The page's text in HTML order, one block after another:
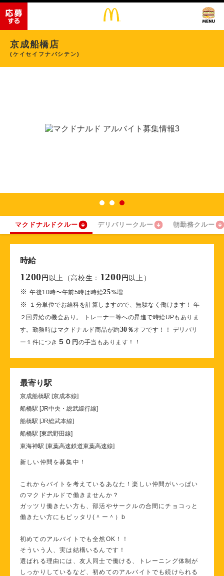
京成船橋店
(ケイセイフナバシテン)
マクドナルドクルー デリバリークルー 朝勤務クルー
時給
1200 円 以上（高校生： 1200 円 以上）
※午後10時〜午前5時は時給25%増
※
１分単位でお給料を計算しますので、無駄なく働けます！ 年
２回昇給の機会あり。 トレーナー等への昇進で時給UPもありま
す。勤務時はマクドナルド商品が約30 ％オフです！！ デリバリ
ー１件につき ５０ 円の手当もあります！！
最寄り駅
京成船橋駅 [京成本線]
船橋駅 [JR中央・総武緩行線]
船橋駅 [JR総武本線]
船橋駅 [東武野田線]
東海神駅 [東葉高速鉄道東葉高速線]
新しい仲間を募集中！
これからバイトを考えているあなた！楽しい仲間がいっぱい
のマクドナルドで働きませんか？
ガッツリ働きたい方も、部活やサークルの合間にチョコっと
働きたい方にもピッタリ(＾ー＾）b
初めてのアルバイトでも全然OK！！
そういう人、実は結構いるんです！
選ばれる理由には、友人同士で働ける、トレーニング体制が
しっかりしているなど、初めてのアルバイトでも続けられる